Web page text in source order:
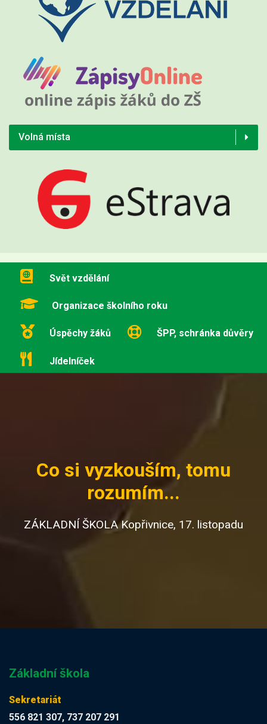
Volná místa
Svět vzdělání
Organizace školního roku
Úspěchy žáků ŠPP, schránka důvěry
Jídelníček
Co si vyzkouším, tomu
rozumím...
ZÁKLADNÍ ŠKOLA Kopřivnice, 17. listopadu
Základní škola
Sekretariát
556 821 307, 737 207 291